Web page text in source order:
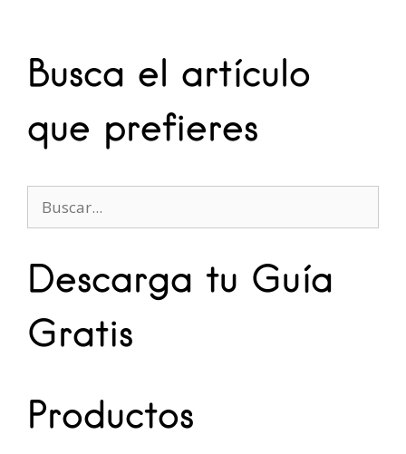
Busca el artículo
que prefieres
Descarga tu Guía
Gratis
Productos